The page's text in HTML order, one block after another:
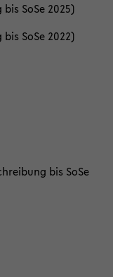
SoSe 2025)
SoSe 2022)
bis SoSe